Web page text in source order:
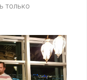
только